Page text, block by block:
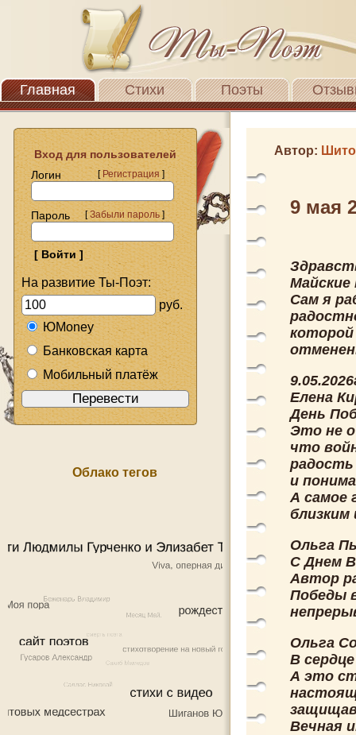
Главная Стихи Поэты
Вход для пользователей
Логин
[Регистрация]
Пароль [Забыли пароль]
На развитие Ты-Поэт:
руб.
ЮMoney
Банковская карта
Мобильный платёж
Облако тегов
Автор:
9 мая
Майские
Сам я
Елена
День
Это не о
что
радость
и
А самое
Ольга
С Днем
Автор
Победы
Ольга
В
А это
Вечная